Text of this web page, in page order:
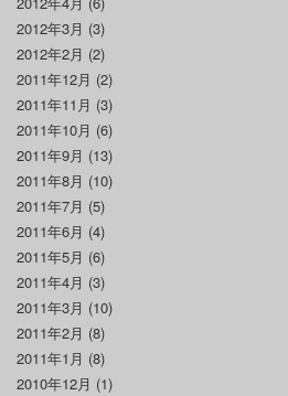
2012年3月 (3)
2012年2月 (2)
2011年12月 (2)
2011年11月 (3)
2011年10月 (6)
2011年9月 (13)
2011年8月 (10)
2011年7月 (5)
2011年6月 (4)
2011年5月 (6)
2011年4月 (3)
2011年3月 (10)
2011年2月 (8)
2011年1月 (8)
2010年12月 (1)